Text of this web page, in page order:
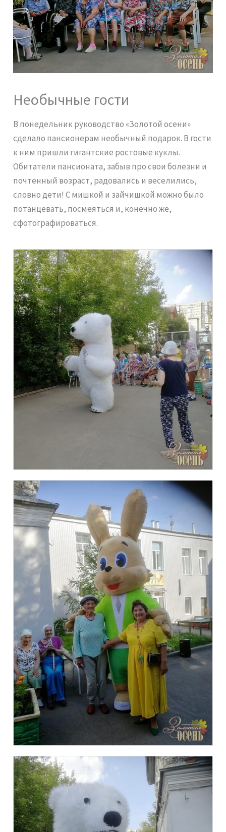
Необычные гости
В понедельник руководство «Золотой осени»
сделало пансионерам необычный подарок. В гости
к ним пришли гигантские ростовые куклы.
Обитатели пансионата, забыв про свои болезни и
почтенный возраст, радовались и веселились,
словно дети! С мишкой и зайчишкой можно было
потанцевать, посмеяться и, конечно же,
сфотографироваться.